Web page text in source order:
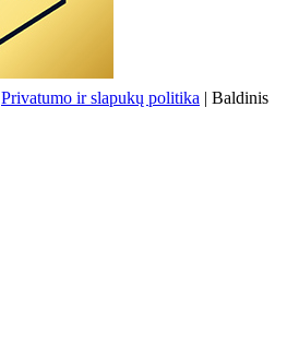
Privatumo ir slapukų politika | Baldinis